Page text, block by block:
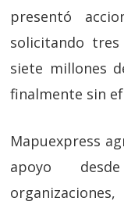
presentó
solicitando
siete millones
finalmente sin
Mapuexpress
apoyo